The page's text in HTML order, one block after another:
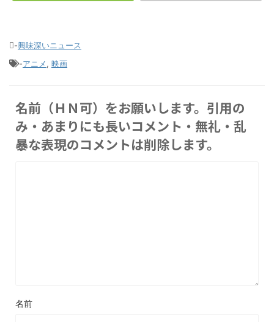
-興味深いニュース
-アニメ, 映画
名前（ＨＮ可）をお願いします。引用の
み・あまりにも長いコメント・無礼・乱
暴な表現のコメントは削除します。
名前